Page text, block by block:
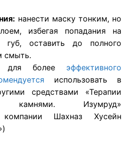
нанести маску тонким, но
избегая попадания на
губ, оставить до полного
смыть.
для более эффективного
использовать в
средствами «Терапии
камнями. Изумруд»
компании Шахназ Хусейн